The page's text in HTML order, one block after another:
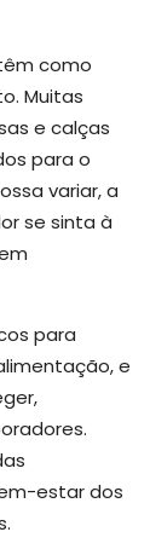
como
Muitas
e calças
para o
variar, a
se sinta à
para
e
estar dos